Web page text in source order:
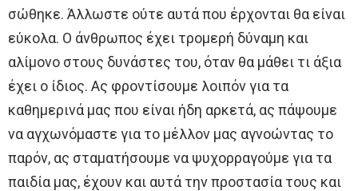
σώθηκε. Άλλωστε ούτε αυτά που έρχονται θα είναι
εύκολα. Ο άνθρωπος έχει τρομερή δύναμη και
αλίμονο στους δυνάστες του, όταν θα μάθει τι άξια
έχει ο ίδιος. Ας φροντίσουμε λοιπόν για τα
καθημερινά μας που είναι ήδη αρκετά, ας πάψουμε
να αγχωνόμαστε για το μέλλον μας αγνοώντας το
παρόν, ας σταματήσουμε να ψυχορραγούμε για τα
παιδία μας, έχουν και αυτά την προστασία τους και